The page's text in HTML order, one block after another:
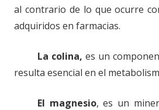
al contrario de lo que ocurre
adquiridos en farmacias.
La colina, es un
resulta esencial en el
El magnesio, es un